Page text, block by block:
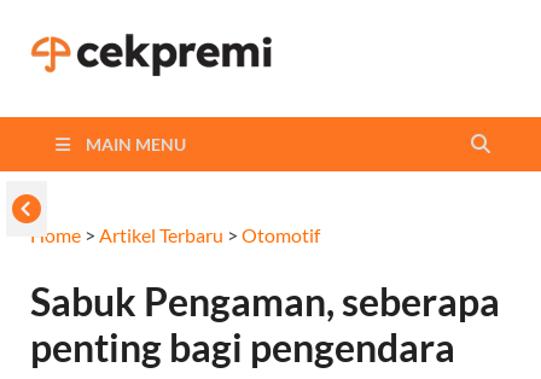
MAIN MENU
Home > Artikel Terbaru > Otomotif
Sabuk Pengaman, seberapa
penting bagi pengendara